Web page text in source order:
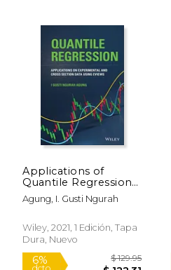
$ 22.66
Applications of
Quantile Regression
of Experimental and
Cross Section Data
Inglés)
Agung, I. Gusti Ngurah
Wiley, 2021, 1 Edición, Tapa
Dura, Nuevo